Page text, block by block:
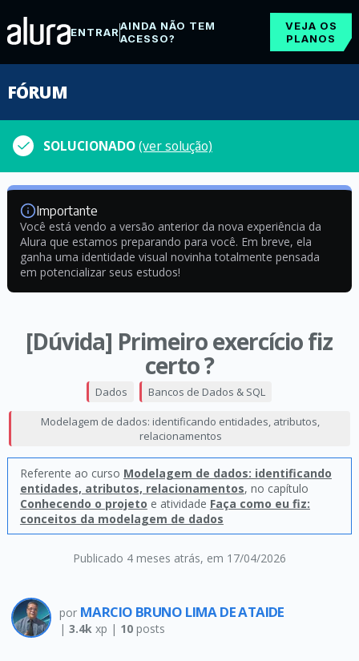
ENTRARAINDA NÃO TEM
ACESSO?
VEJA OS
PLANOS
FÓRUM
SOLUCIONADO(ver solução)
Importante
Você está vendo a versão anterior da nova experiência da
Alura que estamos preparando para você. Em breve, ela
ganha uma identidade visual novinha totalmente pensada
em potencializar seus estudos!
[Dúvida] Primeiro exercício fiz
certo ?
Publicado 4 meses atrás, em 17/04/2026
Dados Bancos de Dados & SQL
Modelagem de dados: identificando entidades, atributos,
relacionamentos
Referente ao curso Modelagem de dados: identificando
entidades, atributos, relacionamentos, no capítulo
Conhecendo o projeto e atividade Faça como eu fiz:
conceitos da modelagem de dados
por MARCIO BRUNO LIMA DE ATAIDE
| 3.4kxp | 10posts